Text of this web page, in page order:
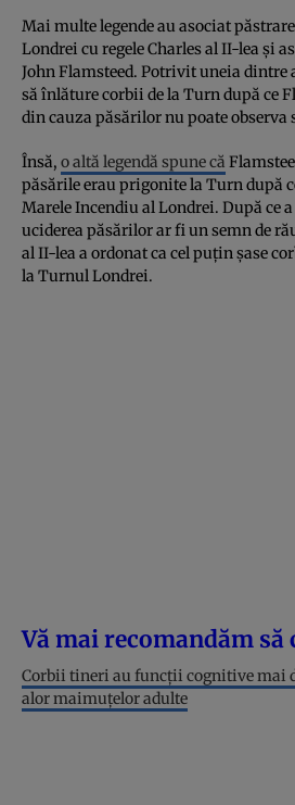
Mai multe legende au asociat
Londrei cu regele Charles al II-lea și
John Flamsteed. Potrivit uneia dintre
să înlăture corbii de la Turn după ce
din cauza păsărilor nu poate observa
Însă, o altă legendă spune că
păsările erau prigonite la Turn după
Marele Incendiu al Londrei. După ce
uciderea păsărilor ar fi un semn de
al II-lea a ordonat ca cel puțin șase
la Turnul Londrei.
Vă mai recomandăm
Corbii tineri au funcții cognitive mai
alor maimuțelor adulte